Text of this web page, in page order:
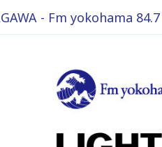
- Fm yokohama 84.7